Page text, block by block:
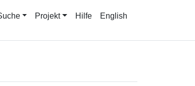
Projekt Hilfe English